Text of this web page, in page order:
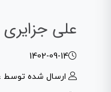
علی
1402-09-14
ارسال شده توسط